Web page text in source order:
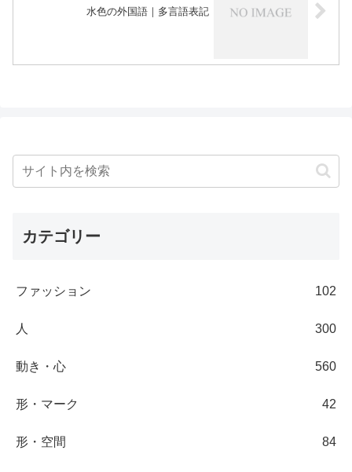
水色の外国語｜多言語表記
カテゴリー
ファッション 102
人 300
動き・心 560
形・マーク 42
形・空間 84